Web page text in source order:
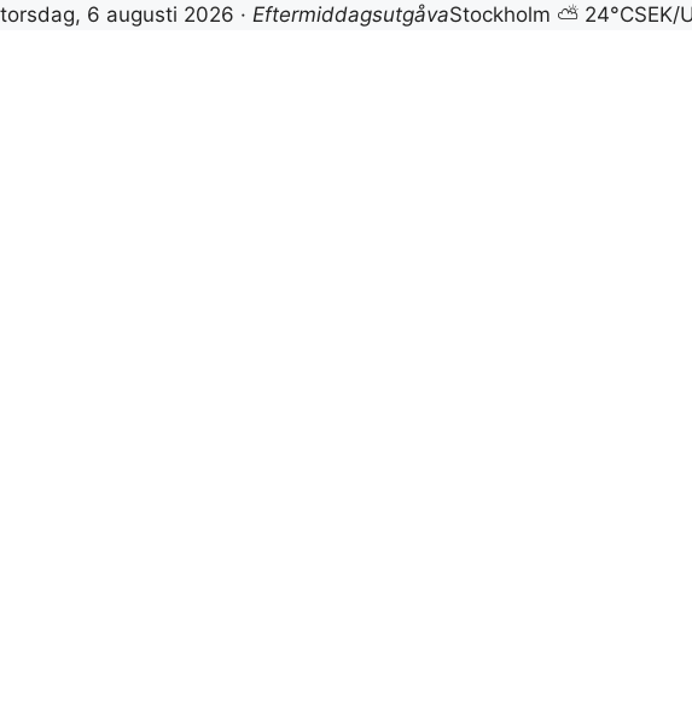
torsdag, 6 augusti 2026 · EftermiddagsutgåvaStockholm ⛅ 24°CSEK/